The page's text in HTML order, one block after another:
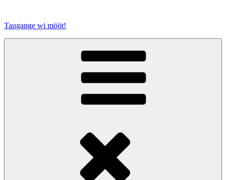
springen
Taugange wi mööt!